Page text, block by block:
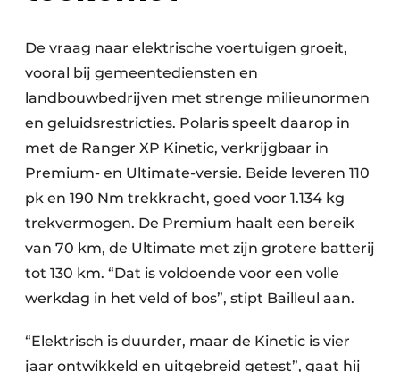
De vraag naar elektrische voertuigen groeit,
vooral bij gemeentediensten en
landbouwbedrijven met strenge milieunormen
en geluidsrestricties. Polaris speelt daarop in
met de Ranger XP Kinetic, verkrijgbaar in
Premium- en Ultimate-versie. Beide leveren 110
pk en 190 Nm trekkracht, goed voor 1.134 kg
trekvermogen. De Premium haalt een bereik
van 70 km, de Ultimate met zijn grotere batterij
tot 130 km. “Dat is voldoende voor een volle
werkdag in het veld of bos”, stipt Bailleul aan.
“Elektrisch is duurder, maar de Kinetic is vier
jaar ontwikkeld en uitgebreid getest”, gaat hij